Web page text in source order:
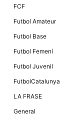
FCF
Futbol Amateur
Futbol Base
Futbol Femení
Futbol Juvenil
FutbolCatalunya
LA FRASE
General